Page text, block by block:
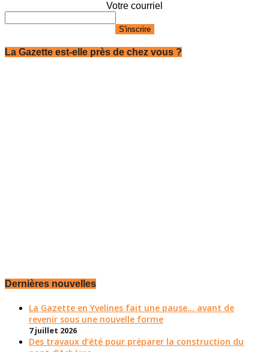
Votre courriel
La Gazette est-elle près de chez vous ?
Dernières nouvelles
La Gazette en Yvelines fait une pause... avant de
revenir sous une nouvelle forme
7 juillet 2026
Des travaux d’été pour préparer la construction du